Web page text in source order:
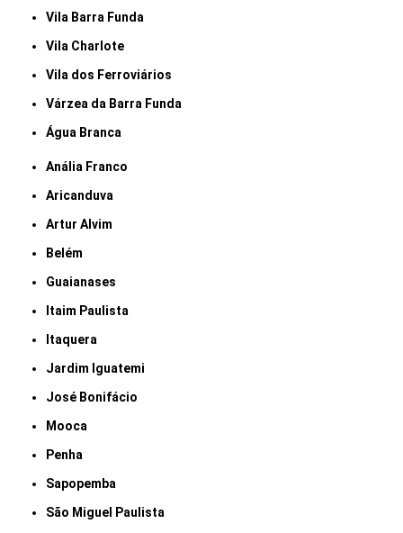
Vila Barra Funda
Vila Charlote
Vila dos Ferroviários
Várzea da Barra Funda
Água Branca
Anália Franco
Aricanduva
Artur Alvim
Belém
Guaianases
Itaim Paulista
Itaquera
Jardim Iguatemi
José Bonifácio
Mooca
Penha
Sapopemba
São Miguel Paulista